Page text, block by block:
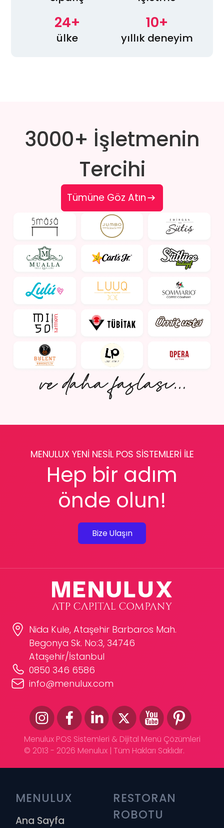
24+
ülke
10+
yıllık deneyim
3000+ İşletmenin
Tercihi
Tümüne Göz Atın
MENULUX YENİ NESİL POS SİSTEMLERİ İLE
Hep bir adım
önde olun!
Bize Ulaşın
Menulux POS Sistemleri & Dijital Menü Çözümleri
© 2013 - 2026 Menulux | Tüm Hakları Saklıdır.
Nida Kule, Ataşehir Barbaros Mah.
Begonya Sk. No:3, 34746
Ataşehir/İstanbul
0850 346 6586
info@menulux.com
MENULUX
Ana Sayfa
RESTORAN
ROBOTU